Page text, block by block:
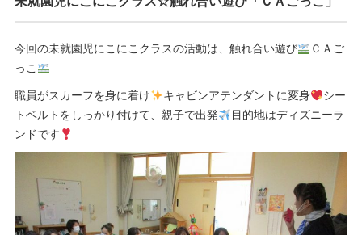
今回の未就園児にこにこクラスの活動は、触れ合い遊び
ＣＡご
っこ
職員がスカーフを身に着け キャビンアテンダントに変身
シー
トベルトをしっかり付けて、親子で出発
目的地はディズニーラ
ンドです